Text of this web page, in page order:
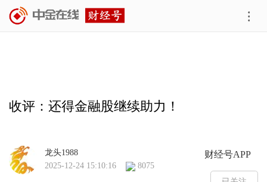
收评：还得金融股继续助力！
财经号APP
龙头1988
2025-12-24 15:10:16
8075